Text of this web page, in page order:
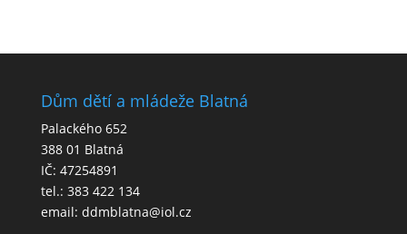
Dům dětí a mládeže Blatná
Palackého 652
388 01 Blatná
IČ: 47254891
tel.: 383 422 134
email: ddmblatna@iol.cz